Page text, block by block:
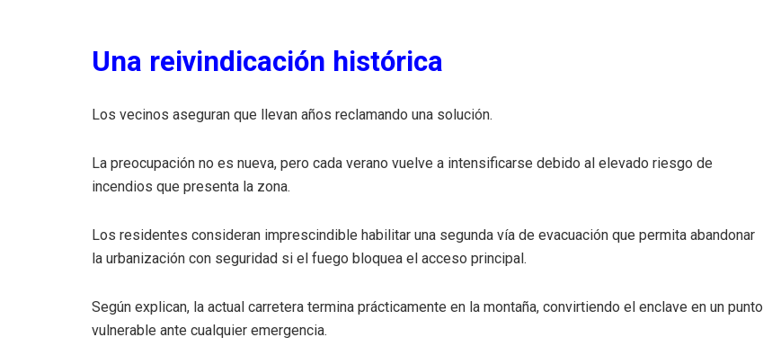
Una reivindicación histórica
Los vecinos aseguran que llevan años reclamando una solución.
La preocupación no es nueva, pero cada verano vuelve a intensificarse debido al elevado riesgo de
incendios que presenta la zona.
Los residentes consideran imprescindible habilitar una segunda vía de evacuación que permita abandonar
la urbanización con seguridad si el fuego bloquea el acceso principal.
Según explican, la actual carretera termina prácticamente en la montaña, convirtiendo el enclave en un punto
vulnerable ante cualquier emergencia.